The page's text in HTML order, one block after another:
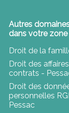
Autres
dans votre zone
Droit de la
Droit des
contrats -
Droit des
personnelles
Pessac